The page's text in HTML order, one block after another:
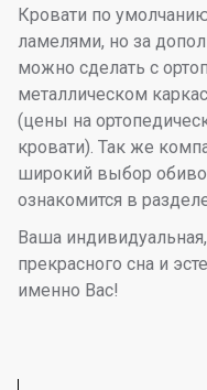
Кровати по
ламелями, но за
можно сделать с
металлическом
(цены на
кровати). Так же
широкий выбор
ознакомится в
Ваша
прекрасного сна и
именно Вас!